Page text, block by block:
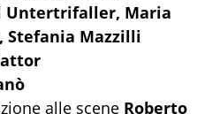
Untertrifaller, Maria
Stefania Mazzilli
alle scene Roberto